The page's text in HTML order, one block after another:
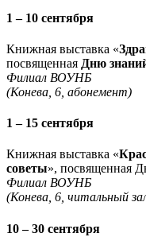
1 – 10 сентября
Книжная выставка «
посвященная Дню
Филиал ВОУНБ
(Конева, 6, абонемент)
1 – 15 сентября
Книжная выставка «
советы», посвященная
Филиал ВОУНБ
(Конева, 6, читальный
10 – 30 сентября